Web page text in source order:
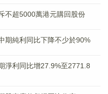
不超5000萬港元購回股份
期純利同比下降不少於90%
淨利同比增27.9%至2771.8